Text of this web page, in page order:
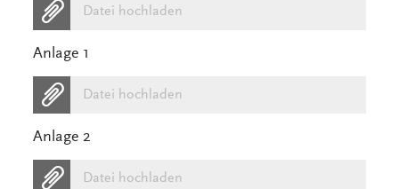
Datei hochladen
Anlage 1
Datei hochladen
Anlage 2
Datei hochladen